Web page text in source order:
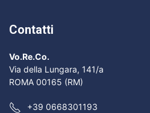
Contatti
Vo.Re.Co.
Via della Lungara, 141/a
ROMA 00165 (RM)
+39 0668301193